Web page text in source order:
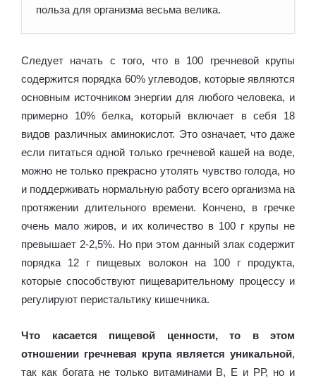
польза для организма весьма велика.
Следует начать с того, что в 100 гречневой крупы
содержится порядка 60% углеводов, которые являются
основным источником энергии для любого человека, и
примерно 10% белка, который включает в себя 18
видов различных аминокислот. Это означает, что даже
если питаться одной только гречневой кашей на воде,
можно не только прекрасно утолять чувство голода, но
и поддерживать нормальную работу всего организма на
протяжении длительного времени. Кончено, в гречке
очень мало жиров, и их количество в 100 г крупы не
превышает 2-2,5%. Но при этом данный злак содержит
порядка 12 г пищевых волокон на 100 г продукта,
которые способствуют пищеварительному процессу и
регулируют перистальтику кишечника.
Что касается пищевой ценности, то в этом
отношении гречневая крупа является уникальной,
так как богата не только витаминами В, Е и РР, но и